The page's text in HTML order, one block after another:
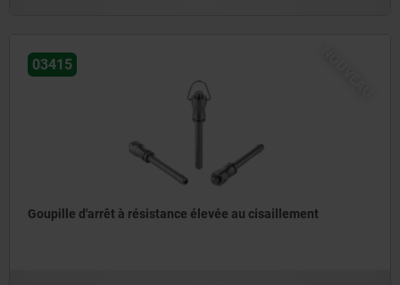
03415
Goupille d'arrêt à résistance élevée au cisaillement